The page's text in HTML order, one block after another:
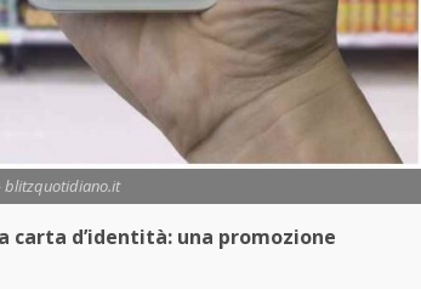
blitzquotidiano.it
d’identità: una promozione